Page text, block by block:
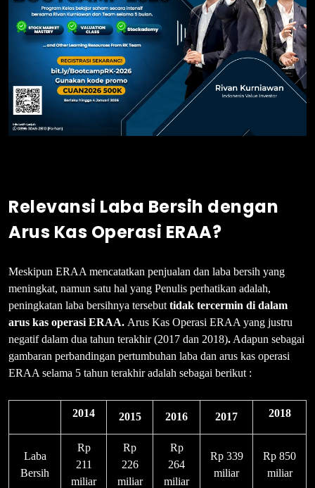
Relevansi Laba Bersih dengan
Arus Kas Operasi ERAA?
Meskipun ERAA mencatatkan penjualan dan laba bersih yang
meningkat, namun satu hal yang Penulis perhatikan adalah,
peningkatan laba bersihnya tersebut tidak tercermin di dalam
arus kas operasi ERAA. Arus Kas Operasi ERAA yang justru
negatif dalam dua tahun terakhir (2017 dan 2018). Adapun sebagai
gambaran perbandingan pertumbuhan laba dan arus kas operasi
ERAA selama 5 tahun terakhir adalah sebagai berikut :
2014 2015 2016 2017 2018
Laba
Bersih
Rp
211
miliar
Rp
226
miliar
Rp
264
miliar
Rp 339
miliar
Rp 850
miliar